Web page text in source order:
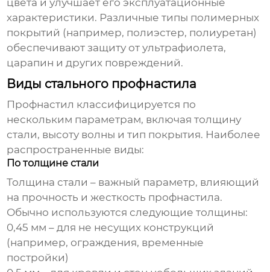
цвета и улучшает его эксплуатационные
характеристики. Различные типы полимерных
покрытий (например, полиэстер, полиуретан)
обеспечивают защиту от ультрафиолета,
царапин и других повреждений.
Виды стального профнастила
Профнастил классифицируется по
нескольким параметрам, включая толщину
стали, высоту волны и тип покрытия. Наиболее
распространенные виды:
По толщине стали
Толщина стали – важный параметр, влияющий
на прочность и жесткость профнастила.
Обычно используются следующие толщины:
0,45 мм – для не несущих конструкций
(например, ограждения, временные
постройки)